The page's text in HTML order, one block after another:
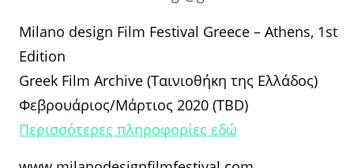
Milano design Film Festival Greece – Athens, 1st
Edition
Greek Film Archive (Ταινιοθήκη της Ελλάδος)
Φεβρουάριος/Μάρτιος 2020 (TBD)
Περισσότερες πληροφορίες εδώ